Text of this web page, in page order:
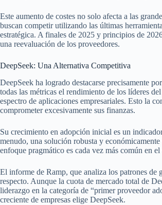
Este aumento de costes no solo afecta a las
buscan competir utilizando las últimas
estratégica. A finales de 2025 y principios de
una reevaluación de los proveedores.
DeepSeek: Una Alternativa Competitiva
DeepSeek ha logrado destacarse precisamente
todas las métricas el rendimiento de los líderes
espectro de aplicaciones empresariales. Esto la
comprometer excesivamente sus finanzas.
Su crecimiento en adopción inicial es un
menudo, una solución robusta y
enfoque pragmático es cada vez más común en
El informe de Ramp, que analiza los patrones de
respecto. Aunque la cuota de mercado total de
liderazgo en la categoría de “primer proveedor
creciente de empresas elige DeepSeek.